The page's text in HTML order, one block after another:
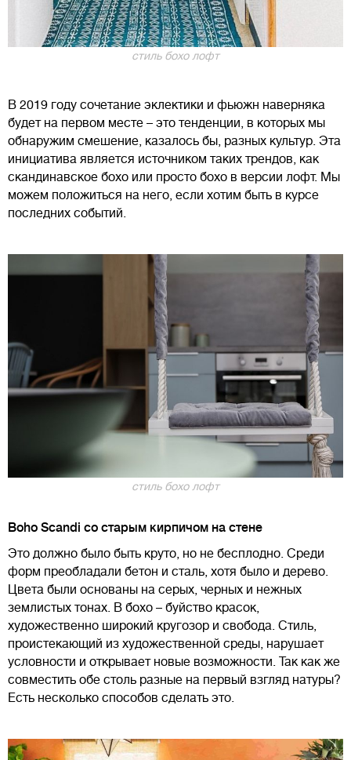
стиль бохо лофт
В 2019 году сочетание эклектики и фьюжн наверняка
будет на первом месте – это тенденции, в которых мы
обнаружим смешение, казалось бы, разных культур. Эта
инициатива является источником таких трендов, как
скандинавское бохо или просто бохо в версии лофт. Мы
можем положиться на него, если хотим быть в курсе
последних событий.
стиль бохо лофт
Boho Scandi со старым кирпичом на стене
Это должно было быть круто, но не бесплодно. Среди
форм преобладали бетон и сталь, хотя было и дерево.
Цвета были основаны на серых, черных и нежных
землистых тонах. В бохо – буйство красок,
художественно широкий кругозор и свобода. Стиль,
проистекающий из художественной среды, нарушает
условности и открывает новые возможности. Так как же
совместить обе столь разные на первый взгляд натуры?
Есть несколько способов сделать это.